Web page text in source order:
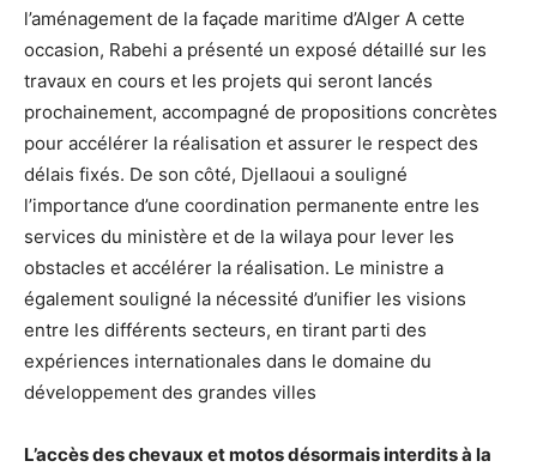
l’aménagement de la façade maritime d’Alger A cette
occasion, Rabehi a présenté un exposé détaillé sur les
travaux en cours et les projets qui seront lancés
prochainement, accompagné de propositions concrètes
pour accélérer la réalisation et assurer le respect des
délais fixés. De son côté, Djellaoui a souligné
l’importance d’une coordination permanente entre les
services du ministère et de la wilaya pour lever les
obstacles et accélérer la réalisation. Le ministre a
également souligné la nécessité d’unifier les visions
entre les différents secteurs, en tirant parti des
expériences internationales dans le domaine du
développement des grandes villes
L’accès des chevaux et motos désormais interdits à la